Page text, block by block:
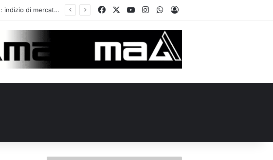
Calciomercato, l’ex Avellino Le Borgne conteso da due club cadetti: la situazione FacebookYou TubeInstagramWhatsApp
Accedi